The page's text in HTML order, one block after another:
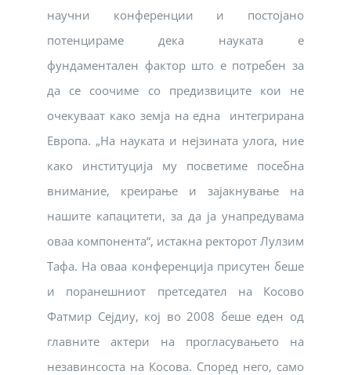
научни конференции и постојано
потенцираме дека науката е
фундаментален фактор што е потребен за
да се соочиме со предизвиците кои не
очекуваат како земја на една интегрирана
Европа. „На науката и нејзината улога, ние
како институција му посветиме посебна
внимание, креирање и зајакнување на
нашите капацитети, за да ја унапредувама
оваа компонента“, истакна ректорот Лулзим
Тафа. На оваа конференција присутен беше
и поранешниот претседател на Косово
Фатмир Сејдиу, кој во 2008 беше еден од
главните актери на прогласувањето на
незавинсоста на Косова. Според него, само